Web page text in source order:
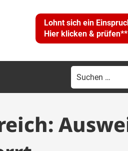
Lohnt sich ein
Hier klicken & prüfen**
Suchen
nach: